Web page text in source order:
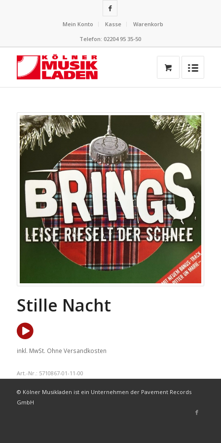
Mein Konto Kasse
Warenkorb
Telefon: 02204 95 35-50
Stille Nacht
inkl. MwSt. Ohne Versandkosten
Art.-Nr.: 5710867-01-11-00
© Kölner Musikladen ist ein Unternehmen der Pavement Records
GmbH